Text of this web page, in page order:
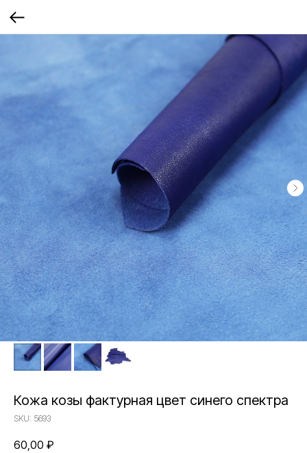
Кожа козы фактурная цвет синего спектра
SKU: 5693
60,00 ₽